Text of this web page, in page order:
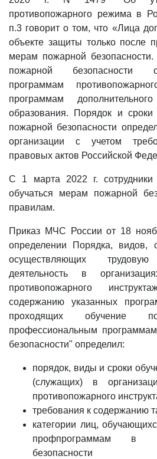
противопожарного режима в
п.3 говорит о том, что «Лица
объекте защиты только после
мерам пожарной
пожарной безопасности
программам
программам
образования. Порядок и
пожарной безопасности
организации с учетом
правовых актов Российской
С 1 марта 2022 г. сотрудники
обучаться мерам пожарной
правилам.
Приказ МЧС России от 18
определении Порядка, видов,
осуществляющих
деятельность в
противопожарного
содержанию указанных
проходящих обучение
профессиональным
безопасности" определил:
порядок, виды и сроки
(служащих) в
противопожарного
требования к содержанию
категории лиц,
профпрограммам в
безопасности